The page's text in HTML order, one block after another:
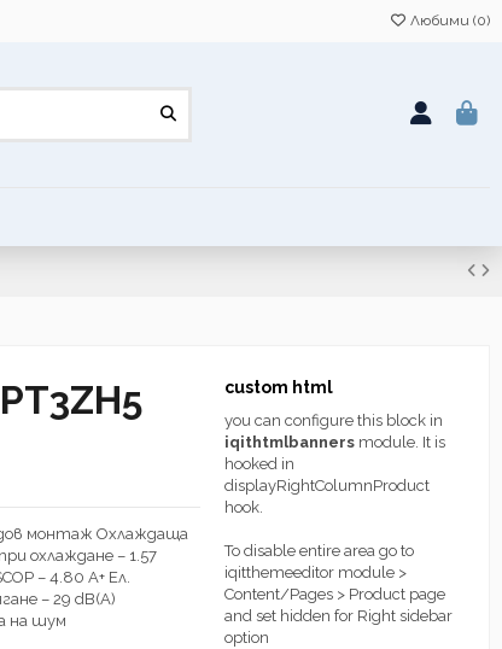
Любими (0)
монтаж Охлаждаща
охлаждане – 1.57
– 4.80 А+ Ел.
– 29 dB(A)
на шум
custom html
you can configure this block in
iqithtmlbannersmodule. It is
hooked in
displayRightColumnProduct
hook.
To disable entire area go to
iqitthemeeditor module >
Content/Pages > Product page
and set hidden for Right sidebar
option